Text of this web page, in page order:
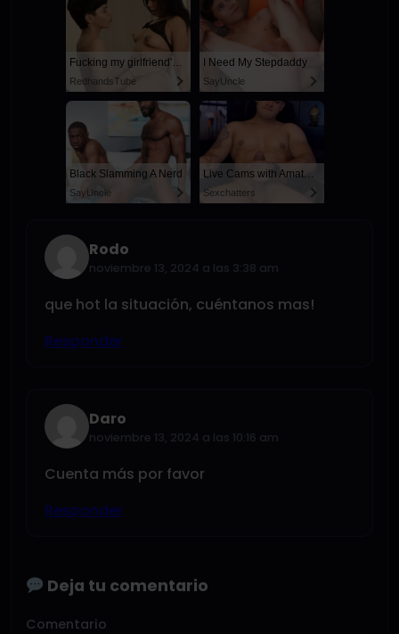
Fucking my girlfriend's hot mommy by mistake
RedhandsTube
I Need My Stepdaddy
SayUncle
Black Slamming A Nerd
SayUncle
Live Cams with Amateur Men
Sexchatters
Rodo
noviembre 13, 2024 a las 3:38 am
que hot la situación, cuéntanos mas!
Responder
Daro
noviembre 13, 2024 a las 10:16 am
Cuenta más por favor
Responder
Deja tu comentario
Comentario